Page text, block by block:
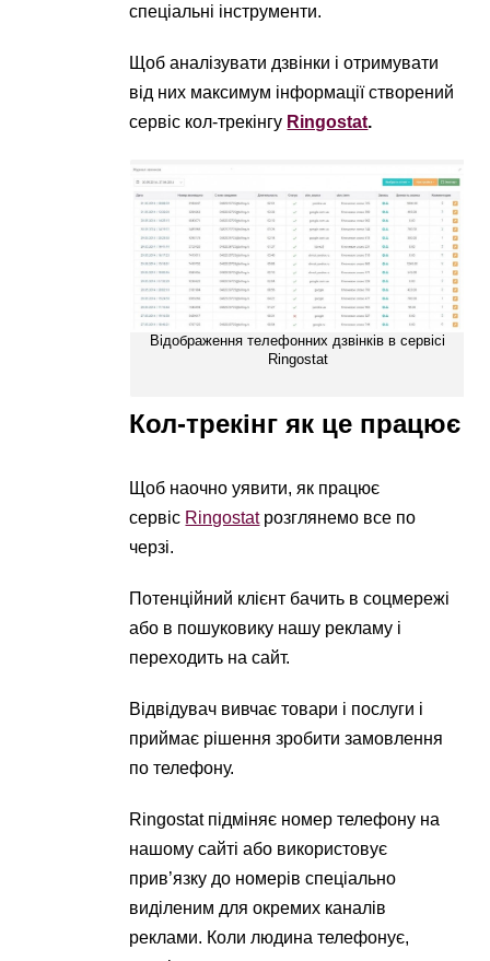
спеціальні інструменти.
Щоб аналізувати дзвінки і отримувати
від них максимум інформації створений
сервіс кол-трекінгу Ringostat.
Відображення телефонних дзвінків в сервісі
Ringostat
Кол-трекінг як це працює
Щоб наочно уявити, як працює
сервіс Ringostatрозглянемо все по
черзі.
Потенційний клієнт бачить в соцмережі
або в пошуковику нашу рекламу і
переходить на сайт.
Відвідувач вивчає товари і послуги і
приймає рішення зробити замовлення
по телефону.
Ringostat підміняє номер телефону на
нашому сайті або використовує
прив’язку до номерів спеціально
виділеним для окремих каналів
реклами. Коли людина телефонує,